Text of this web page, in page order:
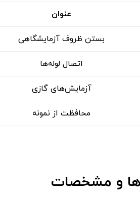
عنوان
بستن ظروف آزمایشگاهی
اتصال لوله‌ها
آزمایش‌های گازی
محافظت از نمونه
و مشخصات